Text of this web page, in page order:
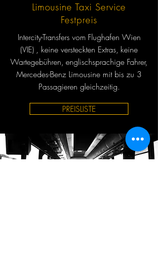
Limousine Taxi Service
Festpreis
Intercity-Transfers vom Flughafen Wien
(VIE) , keine versteckten Extras, keine
Wartegebühren, englischsprachige Fahrer,
Mercedes-Benz Limousine mit bis zu 3
Passagieren gleichzeitig.
PREISLISTE